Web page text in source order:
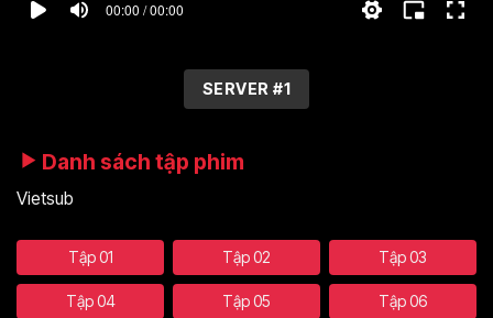
00:00 / 00:00
SERVER #1
Danh sách tập phim
Vietsub
Tập 01 Tập 02 Tập 03
Tập 04 Tập 05 Tập 06